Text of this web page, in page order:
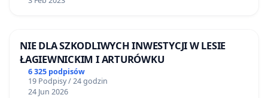
NIE DLA SZKODLIWYCH INWESTYCJI W LESIE
ŁAGIEWNICKIM I ARTURÓWKU
6 325 podpisów
19 Podpisy / 24 godzin
24 Jun 2026